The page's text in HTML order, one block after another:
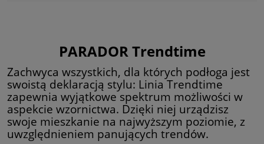
PARADOR Trendtime
Zachwyca wszystkich, dla których podłoga jest
swoistą deklaracją stylu: Linia Trendtime
zapewnia wyjątkowe spektrum możliwości w
aspekcie wzornictwa. Dzięki niej urządzisz
swoje mieszkanie na najwyższym poziomie, z
uwzględnieniem panujących trendów.